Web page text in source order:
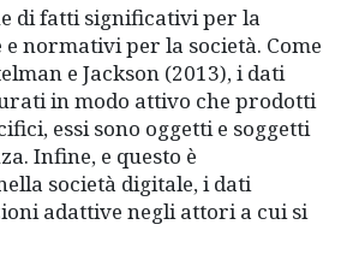
di fatti significativi per la
e normativi per la società. Come
e Jackson (2013), i dati
in modo attivo che prodotti
essi sono oggetti e soggetti
Infine, e questo è
società digitale, i dati
adattive negli attori a cui si